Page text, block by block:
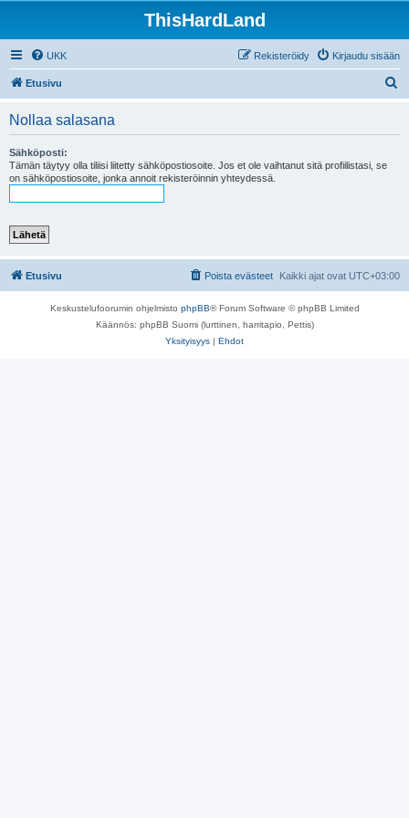
ThisHardLand
UKK Kirjaudu sisään
Rekisteröidy
Etusivu
Nollaa salasana
Sähköposti:
Tämän täytyy olla tiliisi liitetty sähköpostiosoite. Jos et ole vaihtanut sitä profiilistasi, se
on sähköpostiosoite, jonka annoit rekisteröinnin yhteydessä.
Etusivu Kaikki ajat ovat UTC+03:00
Poista evästeet
Keskustelufoorumin ohjelmisto phpBB® Forum Software © phpBB Limited
Käännös: phpBB Suomi (lurttinen, harritapio, Pettis)
Yksityisyys | Ehdot